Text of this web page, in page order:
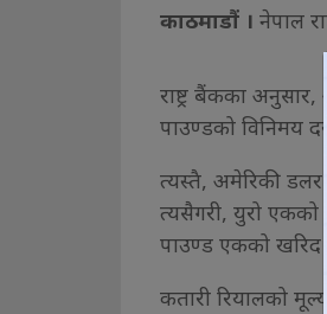
काठमाडौं । नेपाल
राष्ट्र बैंकका
पाउण्डको विनिमय
त्यस्तै, अमेरिकी
त्यसैगरी, युरो एकको
पाउण्ड एकको खरिद
कतारी रियालको